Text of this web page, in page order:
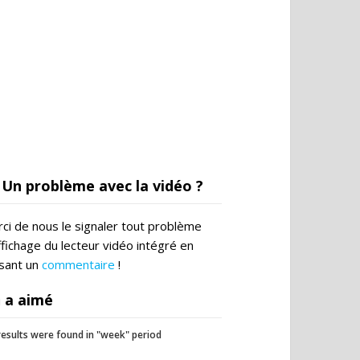
Un problème avec la vidéo ?
de nous le signaler tout problème
du lecteur vidéo intégré en
un commentaire !
a aimé
were found in "week" period